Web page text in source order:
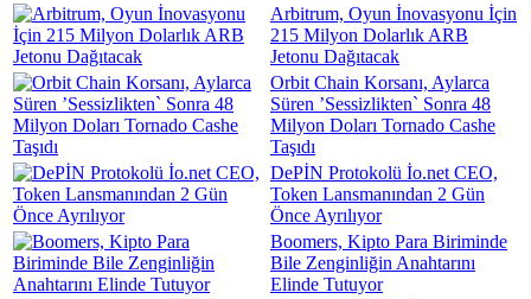
Arbitrum, Oyun İnovasyonu İçin
215 Milyon Dolarlık ARB
Jetonu Dağıtacak
Orbit Chain Korsanı, Aylarca
Süren ’Sessizlikten` Sonra 48
Milyon Doları Tornado Cashe
Taşıdı
DePİN Protokolü İo.net CEO,
Token Lansmanından 2 Gün
Önce Ayrılıyor
Boomers, Kipto Para Biriminde
Bile Zenginliğin Anahtarını
Elinde Tutuyor